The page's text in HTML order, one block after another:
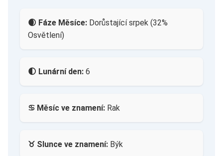
🌒 Fáze Měsíce: Dorůstající srpek (32%
Osvětlení)
🌓 Lunární den: 6
♋ Měsíc ve znamení: Rak
♉ Slunce ve znamení: Býk